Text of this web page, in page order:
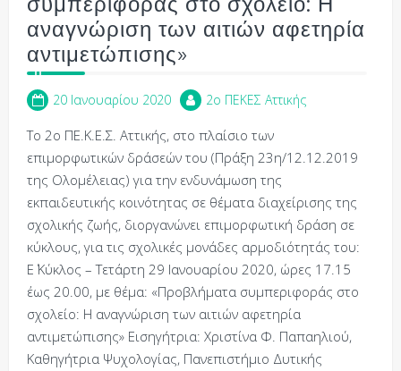
αναγνώριση των αιτιών αφετηρία
αντιμετώπισης»
20 Ιανουαρίου 2020 2o ΠΕΚΕΣ Αττικής
Tο 2ο ΠΕ.Κ.Ε.Σ. Αττικής, στο πλαίσιο των
επιμορφωτικών δράσεών του (Πράξη 23η/12.12.2019
της Ολομέλειας) για την ενδυνάμωση της
εκπαιδευτικής κοινότητας σε θέματα διαχείρισης της
σχολικής ζωής, διοργανώνει επιμορφωτική δράση σε
κύκλους, για τις σχολικές μονάδες αρμοδιότητάς του:
Ε΄ Κύκλος – Τετάρτη 29 Ιανουαρίου 2020, ώρες 17.15
έως 20.00, με θέμα: «Προβλήματα συμπεριφοράς στο
σχολείο: Η αναγνώριση των αιτιών αφετηρία
αντιμετώπισης» Εισηγήτρια: Χριστίνα Φ. Παπαηλιού,
Καθηγήτρια Ψυχολογίας, Πανεπιστήμιο Δυτικής